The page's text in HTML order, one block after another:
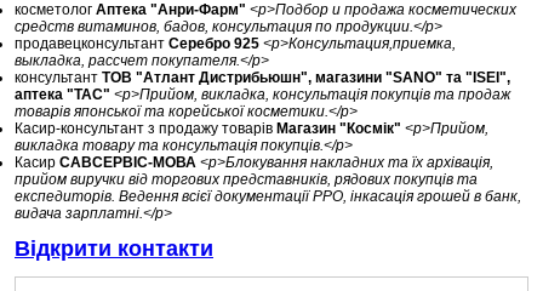
косметолог Аптека "Анри-Фарм" <p>Подбор и продажа косметических
средств витаминов, бадов, консультация по продукции.</p>
продавецконсультант Серебро 925 <p>Консультация,приемка,
выкладка, рассчет покупателя.</p>
консультант ТОВ "Атлант Дистрибьюшн", магазини "SANO" та "ISEI",
аптека "ТАС" <p>Прийом, викладка, консультація покупців та продаж
товарів японської та корейської косметики.</p>
Касир-консультант з продажу товарів Магазин "Космік" <p>Прийом,
викладка товару та консультація покупців.</p>
Касир САВСЕРВІС-МОВА <p>Блокування накладних та їх архівація,
прийом виручки від торгових представників, рядових покупців та
експедиторів. Ведення всієї документації РРО, інкасація грошей в банк,
видача зарплатні.</p>
Відкрити контакти